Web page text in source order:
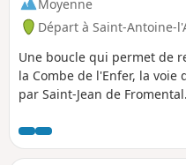
Moyenne
Départ à Saint-Antoine-
Une boucle qui permet de
la Combe de l'Enfer, la
par Saint-Jean de
patrimoine.